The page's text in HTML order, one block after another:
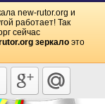
new-rutor.org и
работает! Так
сейчас
зеркало это